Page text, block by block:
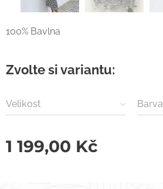
100% Bavlna
Zvolte si variantu:
Velikost Barva
1 199,00 Kč